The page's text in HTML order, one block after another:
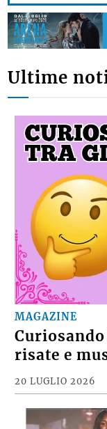
Ultime
MAGAZINE
risate e
20 LUGLIO 2026